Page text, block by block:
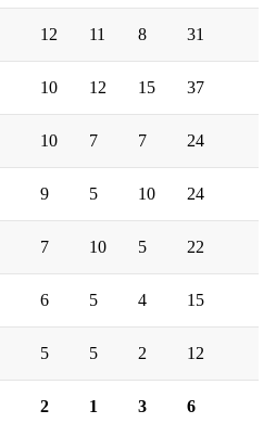
12 11 8 31
10 12 15 37
10 7 7 24
9 5 10 24
7 10 5 22
6 5 4 15
5 5 2 12
2 1 3 6